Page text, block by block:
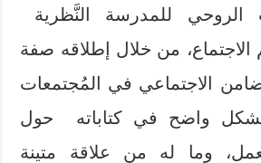
الروحي للمدرسة النَّظرية
الاجتماع، من خلال إطلاقه صفة
الاجتماعي في المُجتمعات
بشكل واضح في كتاباته حول
وما له من علاقة متينة